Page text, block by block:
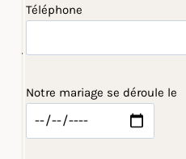
Téléphone
Notre mariage se déroule le